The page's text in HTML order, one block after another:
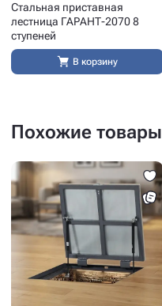
Стальная приставная
лестница ГАРАНТ-2070 8
ступеней
В корзину
Похожие товары